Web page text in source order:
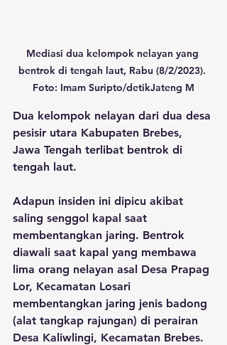
Mediasi dua kelompok nelayan yang
bentrok di tengah laut, Rabu (8/2/2023).
Foto: Imam Suripto/detikJateng M
Dua kelompok nelayan dari dua desa
pesisir utara Kabupaten Brebes,
Jawa Tengah terlibat bentrok di
tengah laut.
Adapun insiden ini dipicu akibat
saling senggol kapal saat
membentangkan jaring. Bentrok
diawali saat kapal yang membawa
lima orang nelayan asal Desa Prapag
Lor, Kecamatan Losari
membentangkan jaring jenis badong
(alat tangkap rajungan) di perairan
Desa Kaliwlingi, Kecamatan Brebes.